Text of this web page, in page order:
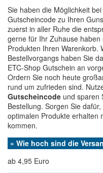
Sie haben die Möglichkeit
Gutscheincode zu Ihren
zuerst in aller Ruhe die
gerne für Ihr Zuhause
Produkten Ihren Warenkorb.
Bestellvorgangs haben Sie
ETC-Shop Gutschein an
Ordern Sie noch heute
rund um zufrieden sind.
Gutscheincode und sparen
Bestellung. Sorgen Sie
optimalen Produkte erhalten
kommen.
» Wie hoch sind die
ab 4,95 Euro